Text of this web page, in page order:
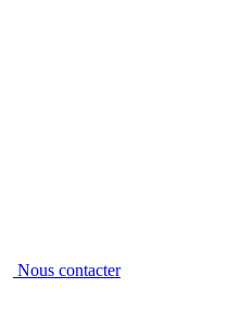
Nous contacter